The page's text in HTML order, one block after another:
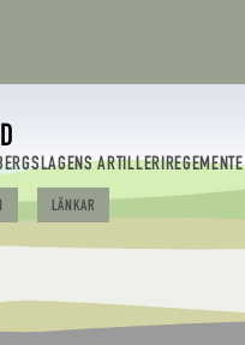
ARTILLERIREGEMENTE
LÄNKAR